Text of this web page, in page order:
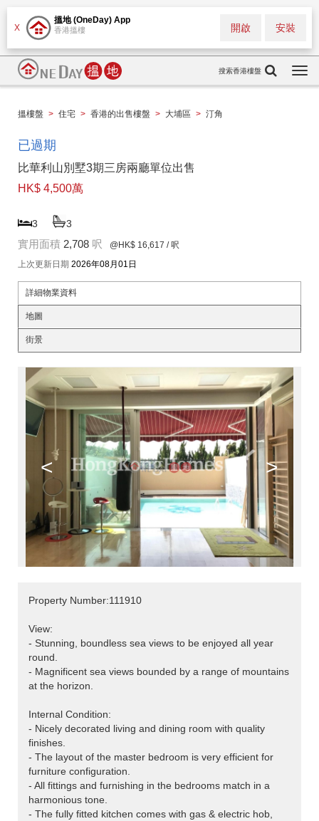
X
搵地 (OneDay) App
香港搵樓 安裝
開啟
搜索香港樓盤
搵樓盤 > 住宅 > 香港的出售樓盤 > 大埔區 > 汀角
已過期
比華利山別墅3期三房兩廳單位出售
HK$ 4,500萬
3 3
實用面積 2,708 呎 @HK$ 16,617 / 呎
上次更新日期 2026年08月01日
詳細物業資料
地圖
街景
< >
Property Number:111910
View:
- Stunning, boundless sea views to be enjoyed all year
round.
- Magnificent sea views bounded by a range of mountains
at the horizon.
Internal Condition:
- Nicely decorated living and dining room with quality
finishes.
- The layout of the master bedroom is very efficient for
furniture configuration.
- All fittings and furnishing in the bedrooms match in a
harmonious tone.
- The fully fitted kitchen comes with gas & electric hob,